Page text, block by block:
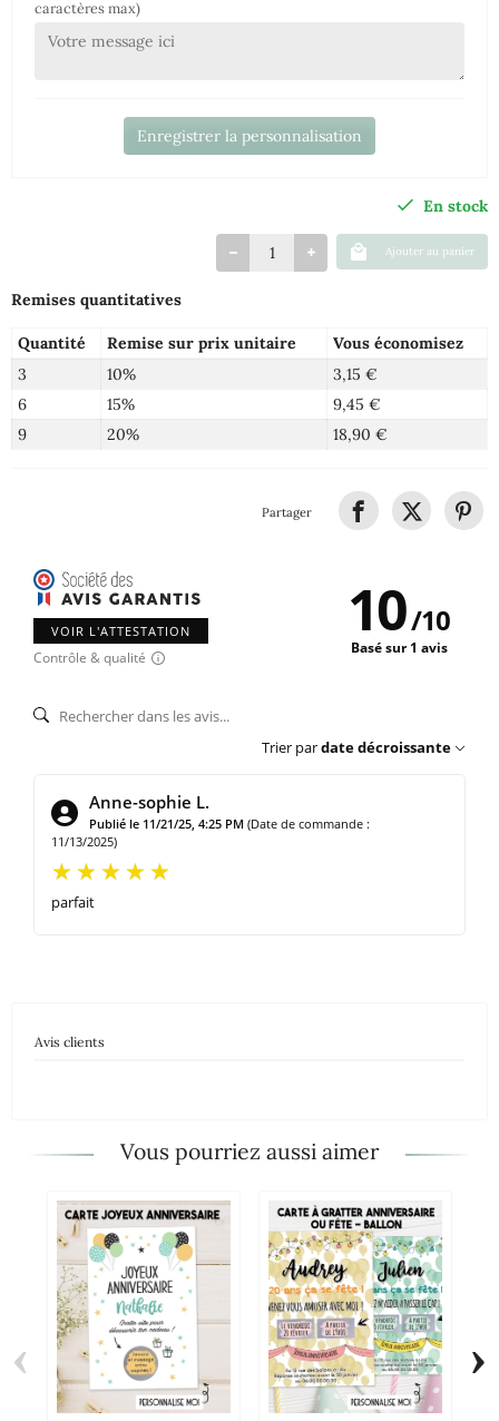
caractères max)
Enregistrer la personnalisation
En stock
Ajouter au panier
Remises quantitatives
Quantité Remise sur prix unitaire
Vous économisez
3
10%
3,15 €
6
15%
9,45 €
9
20% 18,90 €
Partager
VOIR L'ATTESTATION
Contrôle & qualité
10/10
Basé sur 1 avis
Trier pardate décroissante
Anne-sophie L.
Publié le 11/21/25, 4:25 PM (Date de commande :
11/13/2025)
parfait
Avis clients
Vous pourriez aussi aimer
‹ ›